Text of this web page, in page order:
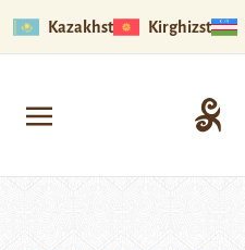
Kazakhstan Kirghizstan